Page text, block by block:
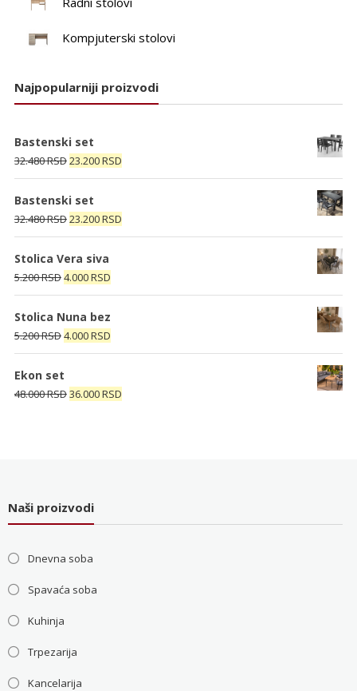
Kompjuterski stolovi
Najpopularniji proizvodi
Bastenski set
32.480RSDOriginalna
cena
je
bila:
32.480 RSD.
23.200RSDTrenutna
cena
23.200 RSD.
Bastenski set
32.480RSDOriginalna
cena
je
bila:
32.480 RSD.
23.200RSDTrenutna
cena
Stolica Vera siva
5.200RSDOriginalna
cena
je
bila:
5.200 RSD.
4.000RSDTrenutna
cena
je:
4.000 RSD.
Stolica Nuna bez
5.200RSDOriginalna
cena
je
bila:
4.000RSDTrenutna
cena
4.000 RSD.
Ekon set
48.000RSDOriginalna
36.000RSDTrenutna
Naši proizvodi
Dnevna soba
Spavaća soba
Kuhinja
Trpezarija
Kancelarija